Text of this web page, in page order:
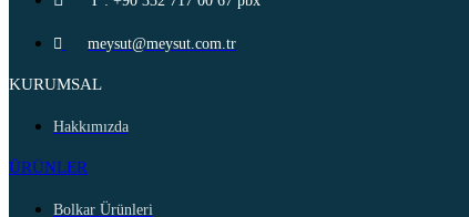
meysut@meysut.com.tr
KURUMSAL
Hakkımızda
ÜRÜNLER
Bolkar Ürünleri